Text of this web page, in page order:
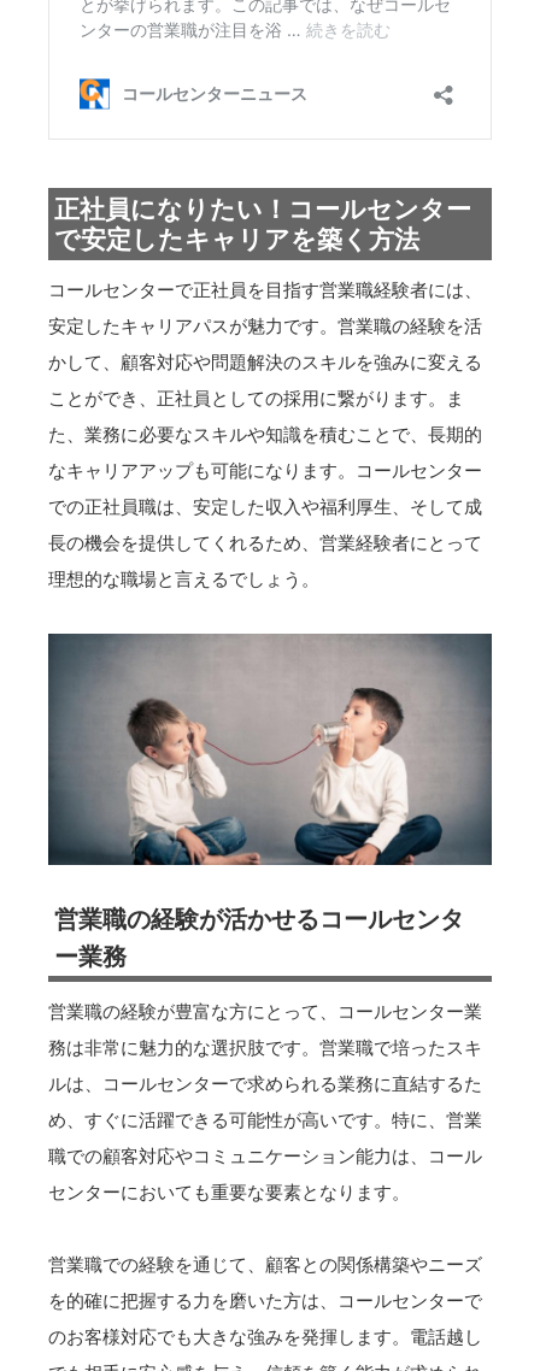
正社員になりたい！コールセンター
で安定したキャリアを築く方法
コールセンターで正社員を目指す営業職経験者には、
安定したキャリアパスが魅力です。営業職の経験を活
かして、顧客対応や問題解決のスキルを強みに変える
ことができ、正社員としての採用に繋がります。ま
た、業務に必要なスキルや知識を積むことで、長期的
なキャリアアップも可能になります。コールセンター
での正社員職は、安定した収入や福利厚生、そして成
長の機会を提供してくれるため、営業経験者にとって
理想的な職場と言えるでしょう。
営業職の経験が活かせるコールセンタ
ー業務
営業職の経験が豊富な方にとって、コールセンター業
務は非常に魅力的な選択肢です。営業職で培ったスキ
ルは、コールセンターで求められる業務に直結するた
め、すぐに活躍できる可能性が高いです。特に、営業
職での顧客対応やコミュニケーション能力は、コール
センターにおいても重要な要素となります。
営業職での経験を通じて、顧客との関係構築やニーズ
を的確に把握する力を磨いた方は、コールセンターで
のお客様対応でも大きな強みを発揮します。電話越し